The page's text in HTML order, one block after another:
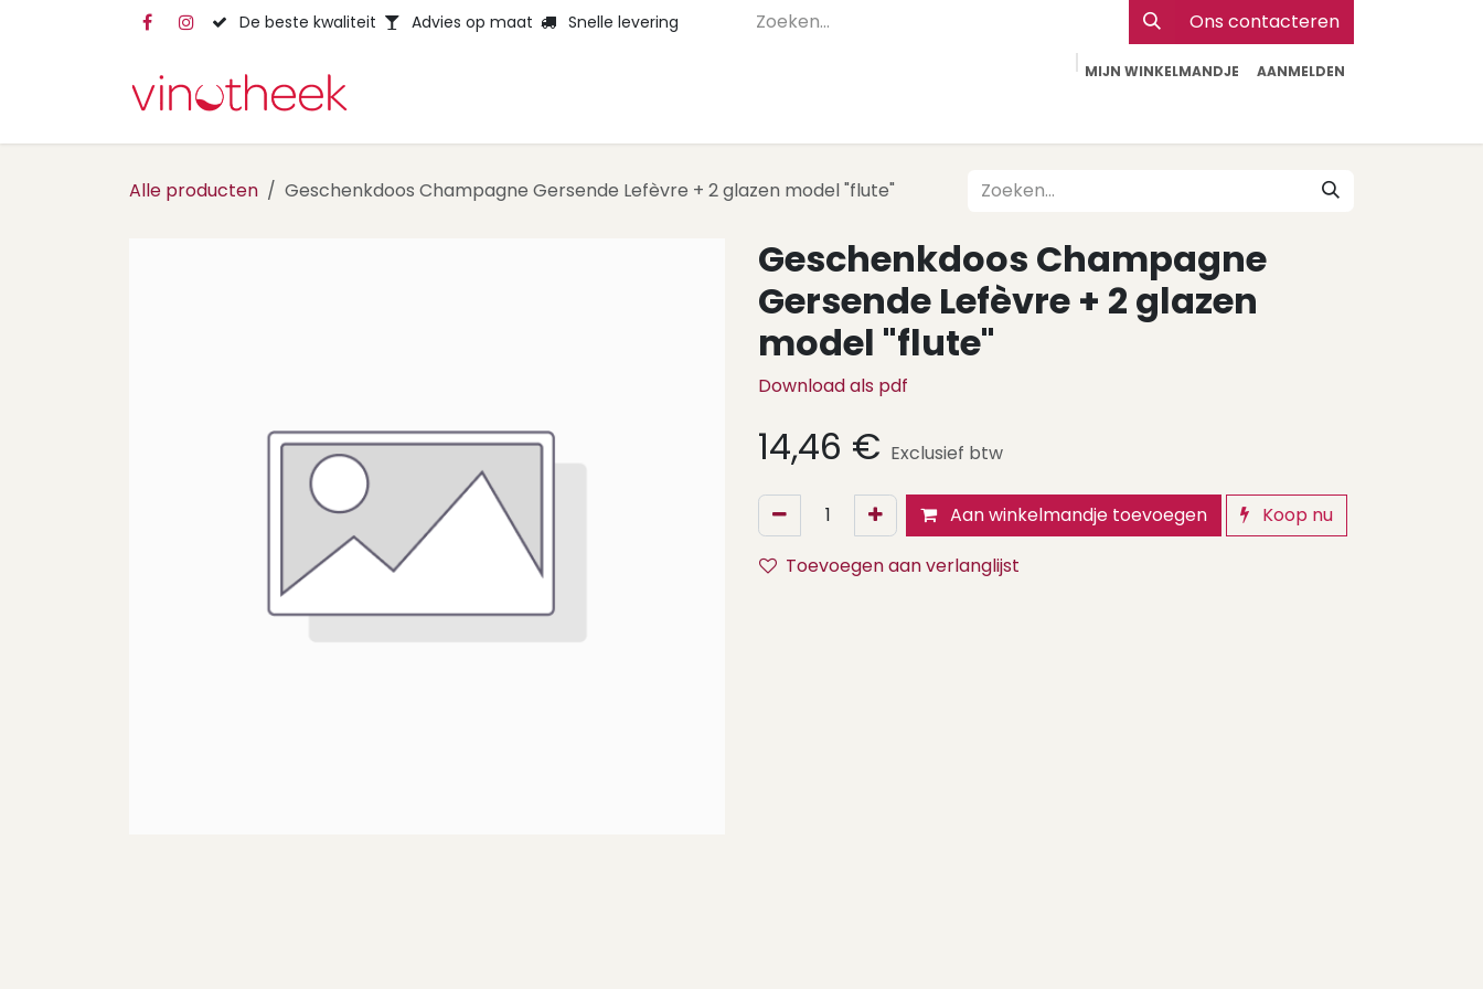
Overslaan naar inhoud De beste kwaliteit Advies op maat Snelle levering Ons contacteren
MIJN WINKELMANDJE AANMELDEN
Alle producten Geschenkdoos Champagne Gersende Lefèvre + 2 glazen model "flute"
Geschenkdoos Champagne
Gersende Lefèvre + 2 glazen
model "flute"
Download als pdf
14,46 € Exclusief btw
Aan winkelmandje toevoegen
Koop nu
Toevoegen aan verlanglijst